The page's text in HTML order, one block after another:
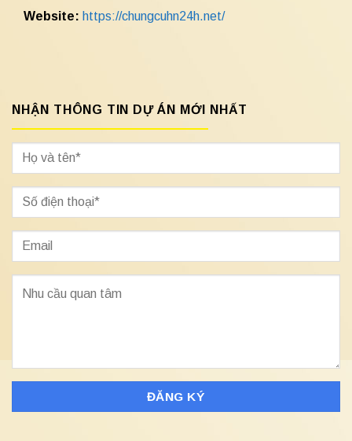
Website: https://chungcuhn24h.net/
NHẬN THÔNG TIN DỰ ÁN MỚI NHẤT